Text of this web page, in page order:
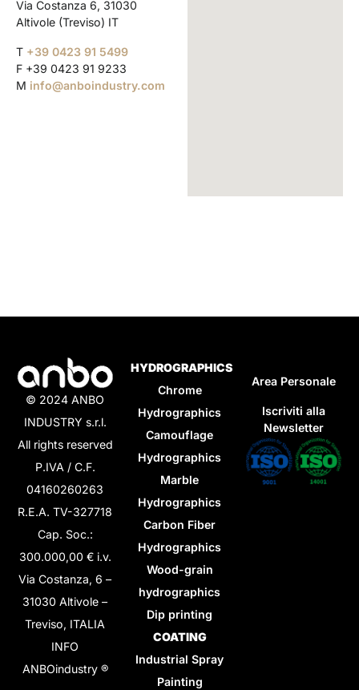
Via Costanza 6, 31030
Altivole (Treviso) IT
T +39 0423 91 5499
F +39 0423 91 9233
M info@anboindustry.com
© 2024 ANBO
INDUSTRY s.r.l.
All rights reserved
P.IVA / C.F.
04160260263
R.E.A. TV-327718
Cap. Soc.:
300.000,00 € i.v.
Via Costanza, 6 –
31030 Altivole –
Treviso, ITALIA
INFO
ANBOindustry ®
HYDROGRAPHICS
Chrome
Hydrographics
Camouflage
Hydrographics
Marble
Hydrographics
Carbon Fiber
Hydrographics
Wood-grain
hydrographics
Dip printing
COATING
Industrial Spray
Painting
Area Personale
Iscriviti alla
Newsletter